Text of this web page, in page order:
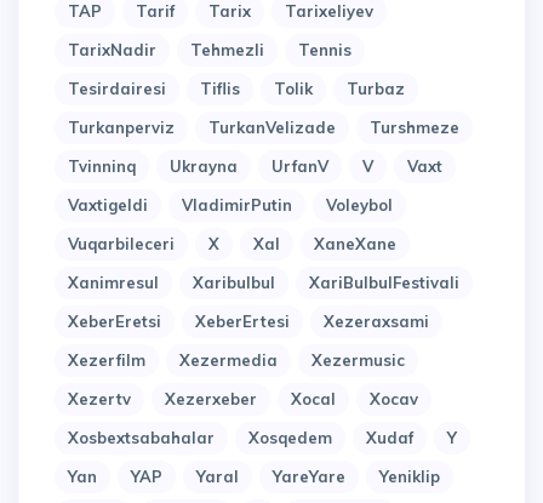
TAP
Tarif Tarix
Tarixeliyev
TarixNadir
Tehmezli
Tennis
Tesirdairesi
Tiflis Tolik
Turbaz
Turkanperviz
TurkanVelizade
Turshmeze
Tvinninq
Ukrayna UrfanV V
Vaxt
Vaxtigeldi
VladimirPutin
Voleybol
Vuqarbileceri
X Xal
XaneXane
Xanimresul
Xaribulbul
XariBulbulFestivali
XeberEretsi
XeberErtesi
Xezeraxsami
Xezerfilm
Xezermedia
Xezermusic
Xezertv
Xezerxeber Xocal
Xocav
Xosbextsabahalar
Xosqedem Xudaf
Y
Yan
YAP Yaral YareYare
Yeniklip